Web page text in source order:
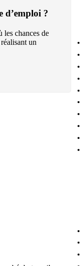
d’emploi ?
les chances de
un